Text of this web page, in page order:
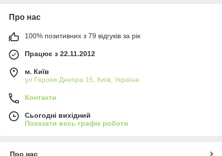
Про нас
100% позитивних з 79 відгуків за рік
Працює з 22.11.2012
м. Київ
ул Героев Днепра 15, Київ, Україна
Контакти
Сьогодні вихідний
Показати весь графік роботи
Про нас